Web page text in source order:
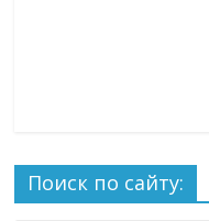
Поиск по сайту: